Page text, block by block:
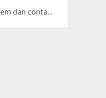
Uw vacature voor 4 weken op www.dekapper.biz ? Neem dan contact op met Maaike …